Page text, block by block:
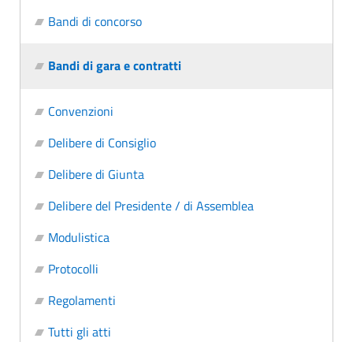
Bandi di concorso
Bandi di gara e contratti
Convenzioni
Delibere di Consiglio
Delibere di Giunta
Delibere del Presidente / di Assemblea
Modulistica
Protocolli
Regolamenti
Tutti gli atti